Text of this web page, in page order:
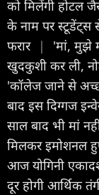
को मिलेंगी होटल
के नाम पर स्टूडेंट्स
फरार |
'मां, मुझे
खुदकुशी कर ली,
'कॉलेज जाने से
बाद इस दिग्गज
साल बाद भी मां
मिलकर इमोशनल
आज योगिनी
दूर होगी आर्थिक